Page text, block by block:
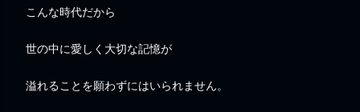
こんな時代だから
世の中に愛しく大切な記憶が
溢れることを願わずにはいられません。